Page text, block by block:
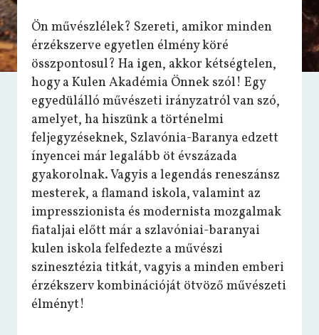
Ön művészlélek? Szereti, amikor minden
érzékszerve egyetlen élmény köré
összpontosul? Ha igen, akkor kétségtelen,
hogy a Kulen Akadémia Önnek szól! Egy
egyedülálló művészeti irányzatról van szó,
amelyet, ha hiszünk a történelmi
feljegyzéseknek, Szlavónia-Baranya edzett
ínyencei már legalább öt évszázada
gyakorolnak. Vagyis a legendás reneszánsz
mesterek, a flamand iskola, valamint az
impresszionista és modernista mozgalmak
fiataljai előtt már a szlavóniai-baranyai
kulen iskola felfedezte a művészi
szinesztézia titkát, vagyis a minden emberi
érzékszerv kombinációját ötvöző művészeti
élményt!